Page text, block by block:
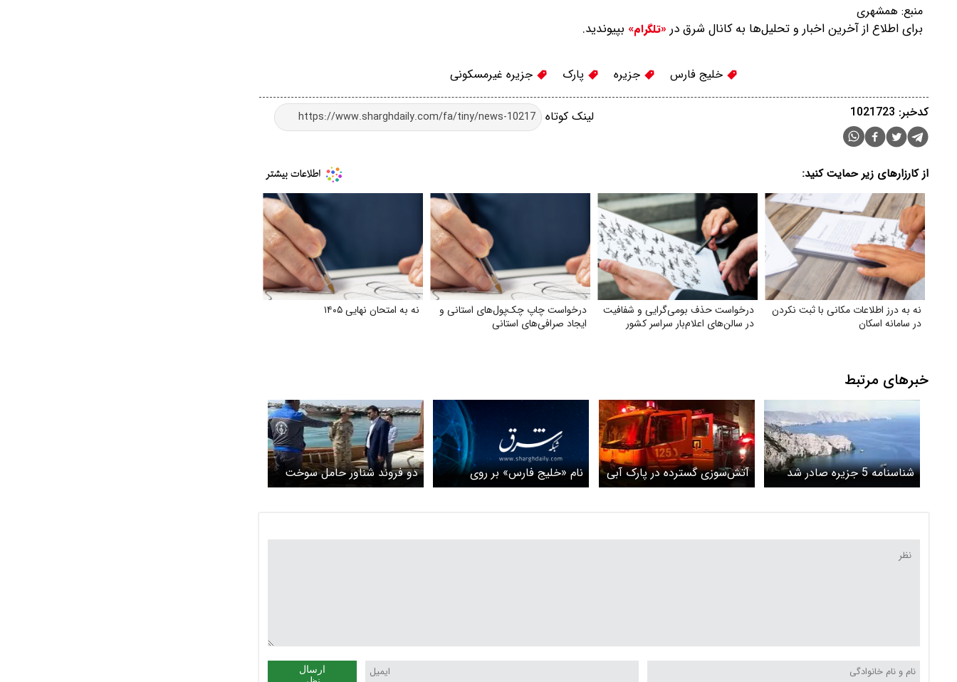
منبع: همشهری
برای اطلاع از آخرین اخبار و تحلیل‌ها به کانال شرق در «تلگرام» بپیوندید.
خلیج فارس جزیره پارک جزیره غیرمسکونی
لینک کوتاه کدخبر: 1021723
از کارزارهای زیر حمایت کنید:
نه به درز اطلاعات مکانی با ثبت نکردن
در سامانه اسکان
درخواست حذف بومی‌گرایی و شفافیت
در سالن‌های اعلام‌بار سراسر کشور
درخواست چاپ چک‌‌پول‌‌های استانی و
ایجاد صرافی‌‌های استانی
نه به امتحان نهایی ۱۴۰۵
خبرهای مرتبط
شناسنامه 5 جزیره صادر شد
آتش‌سوزی گسترده در پارک آبی
خلیج فارس+ ویدیو
نام «خلیج فارس» بر روی
پیراهن ژیمناست مدال‌آور ایران
دو فروند شناور حامل سوخت
قاچاق توقیف شدند
ارسال